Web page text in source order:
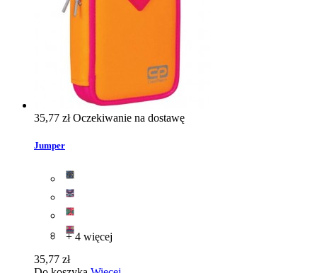
35,77 złOczekiwanie na dostawę
Jumper
+ 4 więcej
35,77 zł